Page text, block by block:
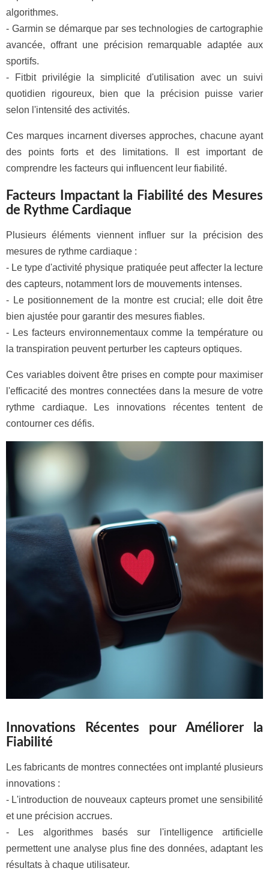
algorithmes.
- Garmin se démarque par ses technologies de cartographie
avancée, offrant une précision remarquable adaptée aux
sportifs.
- Fitbit privilégie la simplicité d'utilisation avec un suivi
quotidien rigoureux, bien que la précision puisse varier
selon l'intensité des activités.
Ces marques incarnent diverses approches, chacune ayant
des points forts et des limitations. Il est important de
comprendre les facteurs qui influencent leur fiabilité.
Facteurs Impactant la Fiabilité des Mesures
de Rythme Cardiaque
Plusieurs éléments viennent influer sur la précision des
mesures de rythme cardiaque :
- Le type d'activité physique pratiquée peut affecter la lecture
des capteurs, notamment lors de mouvements intenses.
- Le positionnement de la montre est crucial; elle doit être
bien ajustée pour garantir des mesures fiables.
- Les facteurs environnementaux comme la température ou
la transpiration peuvent perturber les capteurs optiques.
Ces variables doivent être prises en compte pour maximiser
l'efficacité des montres connectées dans la mesure de votre
rythme cardiaque. Les innovations récentes tentent de
contourner ces défis.
Innovations Récentes pour Améliorer la
Fiabilité
Les fabricants de montres connectées ont implanté plusieurs
innovations :
- L'introduction de nouveaux capteurs promet une sensibilité
et une précision accrues.
- Les algorithmes basés sur l'intelligence artificielle
permettent une analyse plus fine des données, adaptant les
résultats à chaque utilisateur.